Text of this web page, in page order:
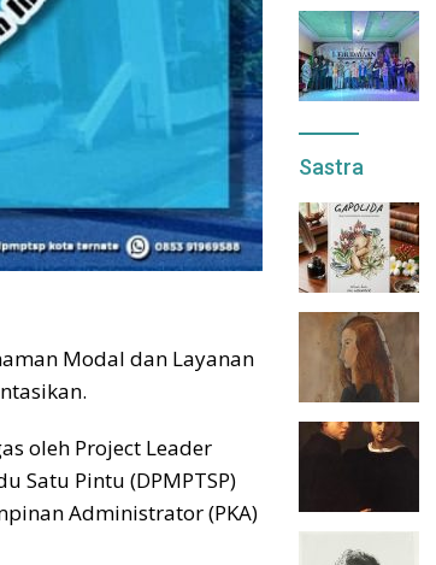
Modal dan Layanan
oleh Project Leader
Satu Pintu (DPMPTSP)
Administrator (PKA)
Sastra